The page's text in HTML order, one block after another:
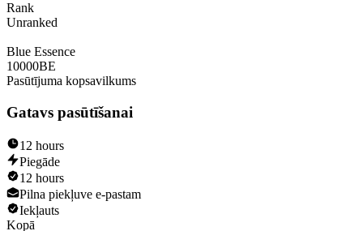
Rank
Unranked
Blue Essence
10000BE
Pasūtījuma kopsavilkums
Gatavs pasūtīšanai
12 hours
Piegāde
12 hours
Pilna piekļuve e-pastam
Iekļauts
Kopā